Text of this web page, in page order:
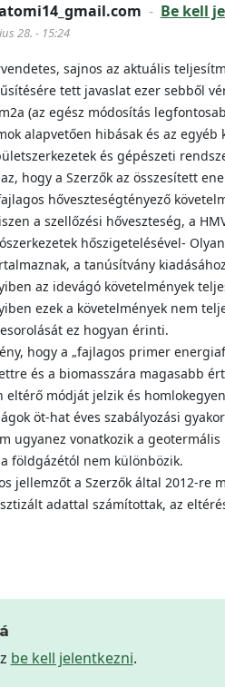
- Be kell
28. - 15:24
sajnos az aktuális
tett javaslat ezer sebből
(az egész módosítás
alapvetően hibásak és az
és gépészeti
hogy a Szerzők az összesített
hőveszteségtényező
a szellőzési hőveszteség, a
hőszigetelésével-
a tanúsítvány
az idevágó követelmények
ezek a követelmények nem
ez hogyan érinti.
hogy a „fajlagos primer
és a biomasszára magasabb
eltérő módját jelzik és
öt-hat éves szabályozási
ugyanez vonatkozik a
földgázétól nem különbözik.
jellemzőt a Szerzők által 2012-re
adattal számítottak, az
be kell jelentkezni.